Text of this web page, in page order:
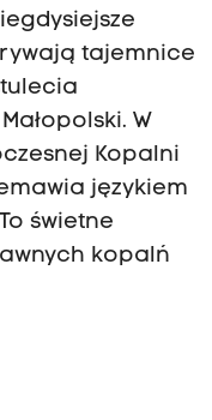
tajemnice
W
Kopalni
językiem
świetne
kopalń